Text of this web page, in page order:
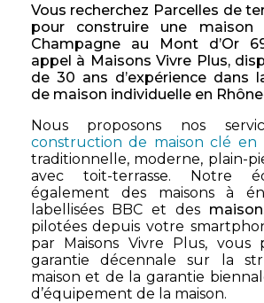
Vous recherchez Parcelles de
pour construire une maison
Champagne au Mont d’Or
appel à Maisons Vivre Plus,
de 30 ans d’expérience dans
de maison individuelle en
Nous proposons nos
construction de maison clé en
traditionnelle, moderne, plain-
avec toit-terrasse. Notre
également des maisons à
labellisées BBC et des
pilotées depuis votre
par Maisons Vivre Plus,
garantie décennale sur la
maison et de la garantie
d’équipement de la maison.